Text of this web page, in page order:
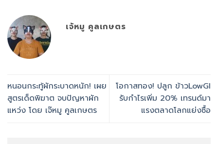
เจ้หมู คูลเกษตร
หนอนกระทู้ผักระบาดหนัก! เผย
สูตรเด็ดพิฆาต จบปัญหาผัก
แหว่ง โดย เจ๊หมู คูลเกษตร
โอกาสทอง! ปลูก ข้าวLowGI
รับกำไรเพิ่ม 20% เทรนด์มา
แรงตลาดโลกแย่งซื้อ